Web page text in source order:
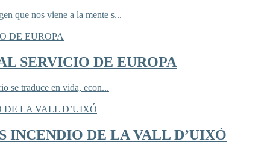
que nos viene a la mente s...
SERVICIO DE EUROPA
se traduce en vida, econ...
INCENDIO DE LA VALL D’UIXÓ